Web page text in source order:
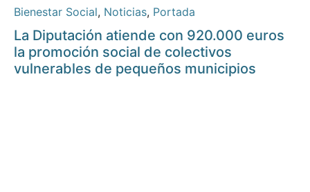
Bienestar Social, Noticias, Portada
La Diputación atiende con 920.000 euros
la promoción social de colectivos
vulnerables de pequeños municipios